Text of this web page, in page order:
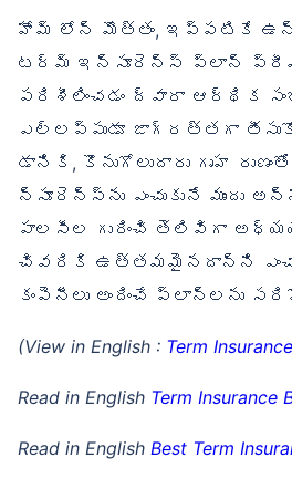
హోమ్ లోన్ మొత్తం, ఇప్పటికే
టర్మ్ ఇన్సూరెన్స్ ప్లాన్
పరిశీలించడం ద్వారా ఆర్థిక
ఎల్లప్పుడూ జాగ్రత్తగా
డానికి, కొనుగోలుదారు గృహ
న్సూరెన్స్‌ను ఎంచుకునే ముందు
పాలసీల గురించి తెలివిగా
చివరికి ఉత్తమమైనదాన్ని
కంపెనీలు అందించే ప్లాన్‌లను
(View in English : Term Insurance
Read in English Term Insurance
Read in English Best Term